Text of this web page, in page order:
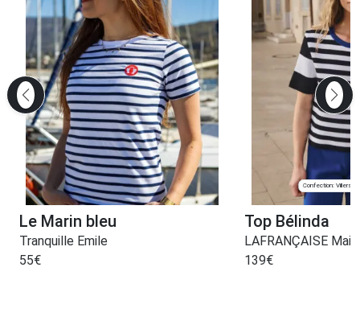
Le Marin bleu
Tranquille Emile
55€
Confection: Villers-
Top Bélinda
LAFRANÇAISE
139€